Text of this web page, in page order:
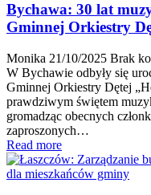
Bychawa: 30 lat
Gminnej Orkiestry
Monika 21/10/2025 Brak
W Bychawie odbyły się
Gminnej Orkiestry Dętej
prawdziwym świętem
gromadząc obecnych
zaproszonych…
Read more